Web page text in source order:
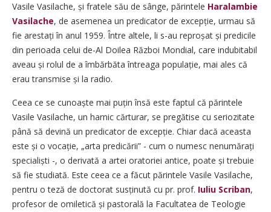
Vasile Vasilache, și fratele său de sânge, părintele Haralambie
Vasilache, de asemenea un predicator de excep­ție, urmau să
fie arestați în anul 1959. Între altele, li s-au reproșat și predicile
din perioada celui de-Al Doilea Război Mondial, care indubitabil
aveau și rolul de a îmbărbăta întreaga populație, mai ales că
erau transmise și la radio.
Ceea ce se cunoaște mai puțin însă este faptul că părintele
Vasile Vasilache, un harnic cărturar, se pregătise cu seriozitate
până să devină un predicator de excepție. Chiar dacă aceasta
este și o voca­ție, „arta predicării” - cum o numesc nenumărați
specialiști -, o de­rivată a artei oratoriei antice, poate și trebuie
să fie studiată. Este ceea ce a făcut părintele Vasile Vasilache,
pentru o teză de doctorat susținută cu pr. prof. Iuliu Scriban,
profesor de omiletică și pastorală la Facultatea de Teologie